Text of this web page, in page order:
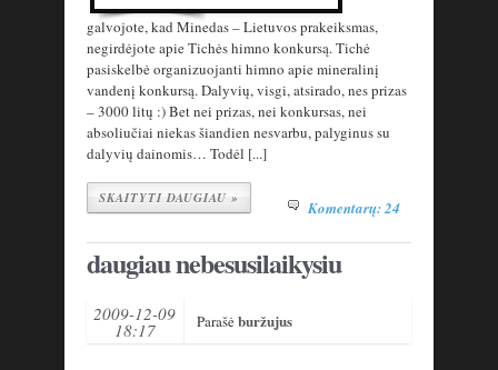
galvojote, kad Minedas – Lietuvos prakeiksmas,
negirdėjote apie Tichės himno konkursą. Tichė
pasiskelbė organizuojanti himno apie mineralinį
vandenį konkursą. Dalyvių, visgi, atsirado, nes prizas
– 3000 litų :) Bet nei prizas, nei konkursas, nei
absoliučiai niekas šiandien nesvarbu, palyginus su
dalyvių dainomis… Todėl [...]
SKAITYTI DAUGIAU » Komentarų: 24
daugiau nebesusilaikysiu
2009-12-09
18:17 Parašėburžujus